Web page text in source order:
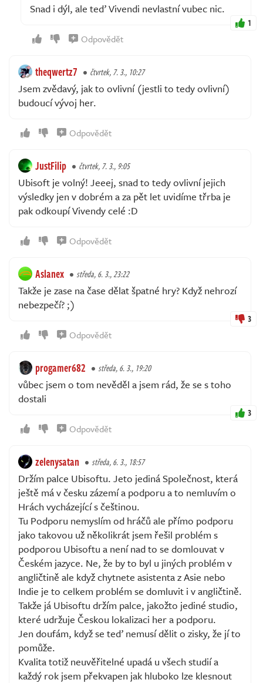
Snad i dýl, ale teď Vivendi nevlastní vubec nic.
1
Odpovědět
theqwertz7 čtvrtek, 7. 3., 10:27
Jsem zvědavý, jak to ovlivní (jestli to tedy ovlivní)
budoucí vývoj her.
Odpovědět
JustFilip čtvrtek, 7. 3., 9:05
Ubisoft je volný! Jeeej, snad to tedy ovlivní jejich
výsledky jen v dobrém a za pět let uvidíme třrba je
pak odkoupí Vivendy celé :D
Odpovědět
Aslanex středa, 6. 3., 23:22
Takže je zase na čase dělat špatné hry? Když nehrozí
nebezpečí? ;)
3
Odpovědět
progamer682 středa, 6. 3., 19:20
vůbec jsem o tom nevěděl a jsem rád, že se s toho
dostali
3
Odpovědět
zelenysatan středa, 6. 3., 18:57
Držím palce Ubisoftu. Jeto jediná Společnost, která
ještě má v česku zázemí a podporu a to nemluvím o
Hrách vycházející s češtinou.
Tu Podporu nemyslím od hráčů ale přímo podporu
jako takovou už několikrát jsem řešil problém s
podporou Ubisoftu a není nad to se domlouvat v
Českém jazyce. Ne, že by to byl u jiných problém v
angličtině ale když chytnete asistenta z Asie nebo
Indie je to celkem problém se domluvit i v angličtině.
Takže já Ubisoftu držím palce, jakožto jediné studio,
které udržuje Českou lokalizaci her a podporu.
Jen doufám, když se teď nemusí dělit o zisky, že jí to
pomůže.
Kvalita totiž neuvěřitelné upadá u všech studií a
každý rok jsem překvapen jak hluboko lze klesnout